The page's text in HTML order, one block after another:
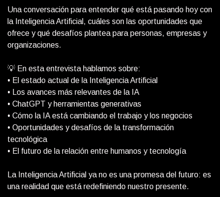
Una conversación para entender qué está pasando hoy con
la Inteligencia Artificial, cuáles son las oportunidades que
ofrece y qué desafíos plantea para personas, empresas y
organizaciones.
💡 En esta entrevista hablamos sobre:
• El estado actual de la Inteligencia Artificial
• Los avances más relevantes de la IA
• ChatGPT y herramientas generativas
• Cómo la IA está cambiando el trabajo y los negocios
• Oportunidades y desafíos de la transformación
tecnológica
• El futuro de la relación entre humanos y tecnología
La Inteligencia Artificial ya no es una promesa del futuro: es
una realidad que está redefiniendo nuestro presente.